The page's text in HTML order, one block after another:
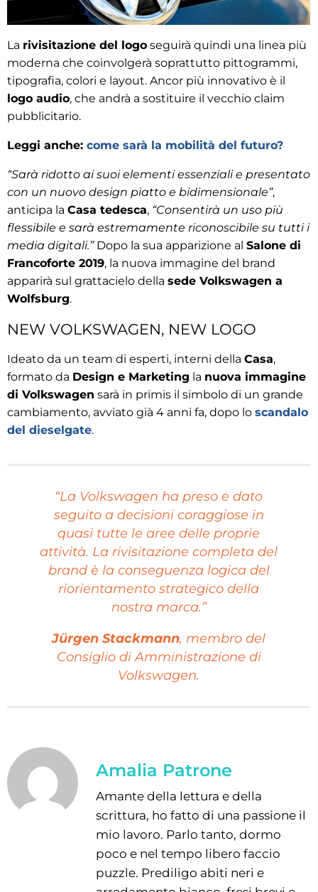
La rivisitazione del logo seguirà quindi una linea più
moderna che coinvolgerà soprattutto pittogrammi,
tipografia, colori e layout. Ancor più innovativo è il
logo audio, che andrà a sostituire il vecchio claim
pubblicitario.
Leggi anche: come sarà la mobilità del futuro?
“Sarà ridotto ai suoi elementi essenziali e presentato
con un nuovo design piatto e bidimensionale”,
anticipa la Casa tedesca, “Consentirà un uso più
flessibile e sarà estremamente riconoscibile su tutti i
media digitali.”Dopo la sua apparizione al Salone di
Francoforte 2019, la nuova immagine del brand
apparirà sul grattacielo della sede Volkswagen a
Wolfsburg.
NEW VOLKSWAGEN, NEW LOGO
Ideato da un team di esperti, interni della Casa,
formato da Design e Marketing la nuova immagine
di Volkswagen sarà in primis il simbolo di un grande
cambiamento, avviato già 4 anni fa, dopo lo scandalo
del dieselgate.
“La Volkswagen ha preso e dato
seguito a decisioni coraggiose in
quasi tutte le aree delle proprie
attività. La rivisitazione completa del
brand è la conseguenza logica del
riorientamento strategico della
nostra marca.”
Jürgen Stackmann, membro del
Consiglio di Amministrazione di
Volkswagen.
Amalia Patrone
Amante della lettura e della
scrittura, ho fatto di una passione il
mio lavoro. Parlo tanto, dormo
poco e nel tempo libero faccio
puzzle. Prediligo abiti neri e